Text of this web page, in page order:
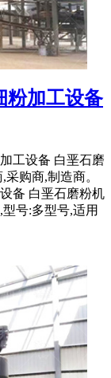
粉加工设备
工设备 白垩石磨
购商,制造商。
备 白垩石磨粉机
号:多型号,适用